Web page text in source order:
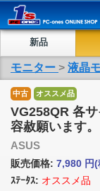
新品
モニター > 液晶
中古 オススメ品
VG258QR 各
容赦願います。
ASUS
販売価格: 7,980 円(
ｽﾃｰﾀｽ: オススメ品